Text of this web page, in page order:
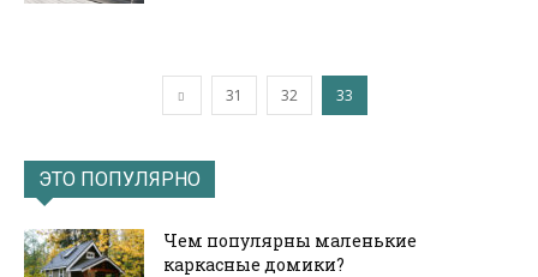
31 32 33
ЭТО ПОПУЛЯРНО
Чем популярны маленькие
каркасные домики?